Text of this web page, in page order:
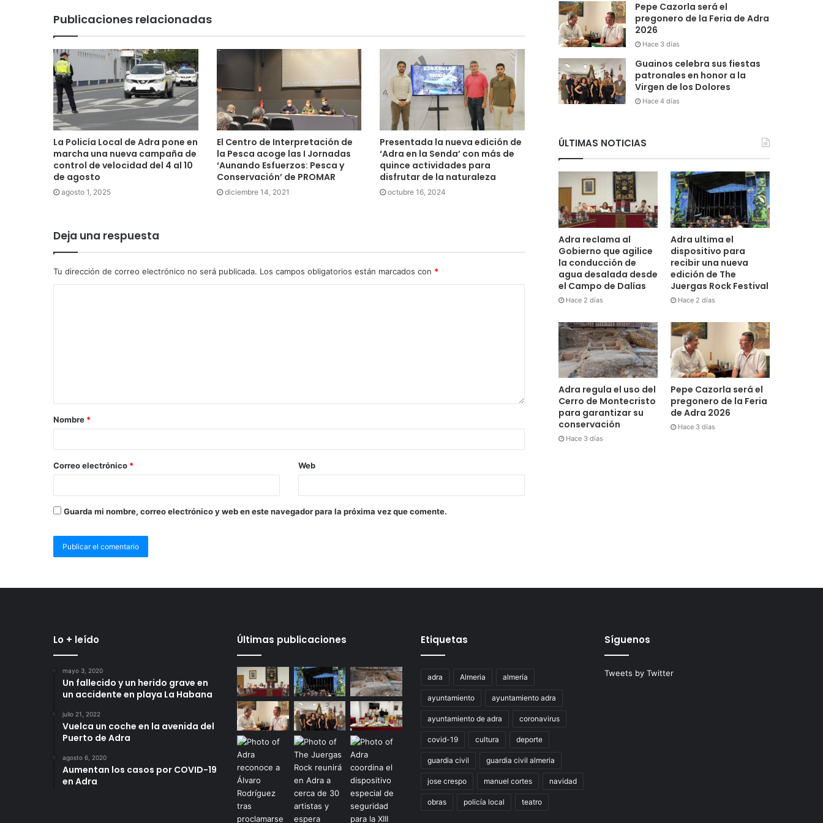
Publicaciones relacionadas
La Policía Local de Adra pone en
marcha una nueva campaña de
control de velocidad del 4 al 10
de agosto
agosto 1, 2025
El Centro de Interpretación de
la Pesca acoge las I Jornadas
‘Aunando Esfuerzos: Pesca y
Conservación’ de PROMAR
diciembre 14, 2021
Presentada la nueva edición de
‘Adra en la Senda’ con más de
quince actividades para
disfrutar de la naturaleza
octubre 16, 2024
Deja una respuesta
Tu dirección de correo electrónico no será publicada. Los campos obligatorios están marcados con *
Nombre *
Correo electrónico * Web
Guarda mi nombre, correo electrónico y web en este navegador para la próxima vez que comente.
Pepe Cazorla será el
pregonero de la Feria de Adra
2026
Hace 3 días
Guainos celebra sus fiestas
patronales en honor a la
Virgen de los Dolores
Hace 4 días
ÚLTIMAS NOTICIAS
Adra reclama al
Gobierno que agilice
la conducción de
agua desalada desde
el Campo de Dalías
Hace 2 días
Adra ultima el
dispositivo para
recibir una nueva
edición de The
Juergas Rock Festival
Hace 2 días
Adra regula el uso del
Cerro de Montecristo
para garantizar su
conservación
Hace 3 días
Pepe Cazorla será el
pregonero de la Feria
de Adra 2026
Hace 3 días
Lo + leído
mayo 3, 2020
Un fallecido y un herido grave en
un accidente en playa La Habana
julio 21, 2022
Vuelca un coche en la avenida del
Puerto de Adra
agosto 6, 2020
Aumentan los casos por COVID-19
en Adra
Últimas publicaciones Etiquetas
adra Almeria almería
ayuntamiento ayuntamiento adra
ayuntamiento de adra coronavirus
covid-19 cultura deporte
guardia civil guardia civil almeria
jose crespo manuel cortes navidad
obras policía local teatro
Síguenos
Tweets by Twitter